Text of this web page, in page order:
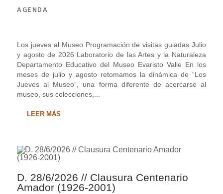
AGENDA
Los jueves al Museo Programación de visitas guiadas Julio
y agosto de 2026 Laboratorio de las Artes y la Naturaleza
Departamento Educativo del Museo Evaristo Valle En los
meses de julio y agosto retomamos la dinámica de “Los
Jueves al Museo”, una forma diferente de acercarse al
museo, sus colecciones,...
LEER MÁS
D. 28/6/2026 // Clausura Centenario
Amador (1926-2001)